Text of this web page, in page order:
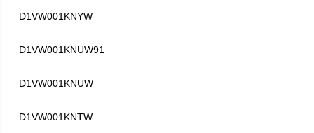
D1VW001KNYW
D1VW001KNUW91
D1VW001KNUW
D1VW001KNTW